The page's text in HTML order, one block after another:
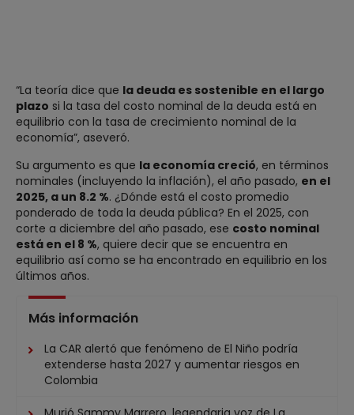
“La teoría dice que la deuda es sostenible en el largo
plazo si la tasa del costo nominal de la deuda está en
equilibrio con la tasa de crecimiento nominal de la
economía”, aseveró.
Su argumento es que la economía creció, en términos
nominales (incluyendo la inflación), el año pasado, en el
2025, a un 8.2 %. ¿Dónde está el costo promedio
ponderado de toda la deuda pública? En el 2025, con
corte a diciembre del año pasado, ese costo nominal
está en el 8 %, quiere decir que se encuentra en
equilibrio así como se ha encontrado en equilibrio en los
últimos años.
Más información
La CAR alertó que fenómeno de El Niño podría
extenderse hasta 2027 y aumentar riesgos en
Colombia